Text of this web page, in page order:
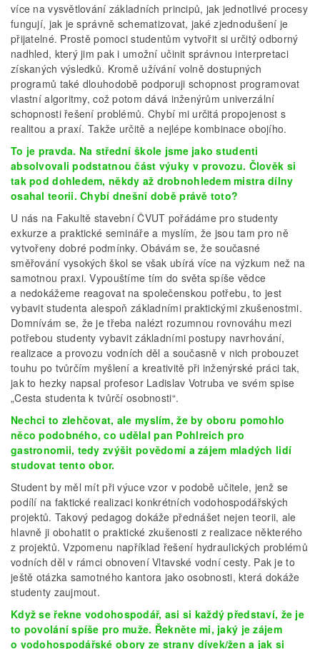
více na vysvětlování základních principů, jak jednotlivé procesy
fungují, jak je správně schematizovat, jaké zjednodušení je
přijatelné. Prostě pomoci studentům vytvořit si určitý odborný
nadhled, který jim pak i umožní učinit správnou interpretaci
získaných výsledků. Kromě užívání volně dostupných
programů také dlouhodobě podporuji schopnost programovat
vlastní algoritmy, což potom dává inženýrům univerzální
schopnosti řešení problémů. Chybí mi určitá propojenost s
realitou a praxí. Takže určitě a nejlépe kombinace obojího.
To je pravda. Na střední škole jsme jako studenti
absolvovali podstatnou část výuky v provozu. Člověk si
tak pod dohledem, někdy až drobnohledem mistra dílny
osahal teorii. Chybí dnešní době právě toto?
U nás na Fakultě stavební ČVUT pořádáme pro studenty
exkurze a praktické semináře a myslím, že jsou tam pro ně
vytvořeny dobré podmínky. Obávám se, že současné
směřování vysokých škol se však ubírá více na výzkum než na
samotnou praxi. Vypouštíme tím do světa spíše vědce
a nedokážeme reagovat na společenskou potřebu, to jest
vybavit studenta alespoň základními praktickými zkušenostmi.
Domnívám se, že je třeba nalézt rozumnou rovnováhu mezi
potřebou studenty vybavit základními postupy navrhování,
realizace a provozu vodních děl a současně v nich probouzet
touhu po tvůrčím myšlení a kreativitě při inženýrské práci tak,
jak to hezky napsal profesor Ladislav Votruba ve svém spise
„Cesta studenta k tvůrčí osobnosti“.
Nechci to zlehčovat, ale myslím, že by oboru pomohlo
něco podobného, co udělal pan Pohlreich pro
gastronomii, tedy zvýšit povědomí a zájem mladých lidí
studovat tento obor.
Student by měl mít při výuce vzor v podobě učitele, jenž se
podílí na faktické realizaci konkrétních vodohospodářských
projektů. Takový pedagog dokáže přednášet nejen teorii, ale
hlavně ji obohatit o praktické zkušenosti z realizace některého
z projektů. Vzpomenu například řešení hydraulických problémů
vodních děl v rámci obnovení Vltavské vodní cesty. Pak je to
ještě otázka samotného kantora jako osobnosti, která dokáže
studenty zaujmout.
Když se řekne vodohospodář, asi si každý představí, že je
to povolání spíše pro muže. Řekněte mi, jaký je zájem
o vodohospodářské obory ze strany dívek/žen a jak si